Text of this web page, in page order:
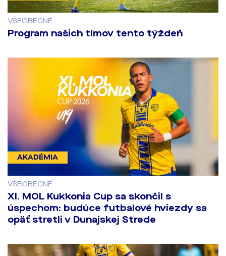
VŠEOBECNÉ
Program našich tímov tento týždeň
AKADÉMIA
VŠEOBECNÉ
​XI. MOL Kukkonia Cup sa skončil s
úspechom: budúce futbalové hviezdy sa
opäť stretli v Dunajskej Strede